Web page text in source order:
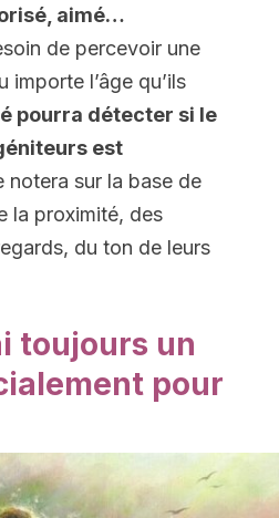
aimé…
de percevoir une
importe l’âge qu’ils
pourra détecter si le
est
notera sur la base de
la proximité, des
du ton de leurs
toujours un
pour